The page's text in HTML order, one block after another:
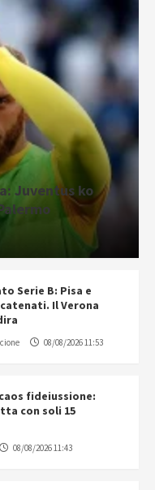
Juventus ko
Serie B: Pisa e
Il Verona
08/08/2026 11:53
fideiussione:
con soli 15
08/08/2026 11:43